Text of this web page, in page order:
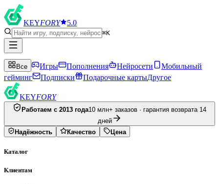
KEYFORY 5.0
⌘K
Все Игры Пополнения Нейросети
Мобильный
гейминг
Подписки Подарочные картыДругое
KEYFORY
Работаем с 2013 года10 млн+ заказов · гарантия возврата 14
дней
Надёжность
Качество Цена
Каталог
Клиентам